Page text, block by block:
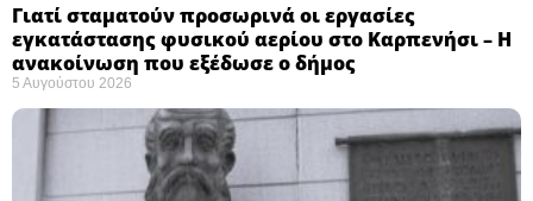
Γιατί σταματούν προσωρινά οι εργασίες
εγκατάστασης φυσικού αερίου στο Καρπενήσι – Η
ανακοίνωση που εξέδωσε ο δήμος
5 Αυγούστου 2026